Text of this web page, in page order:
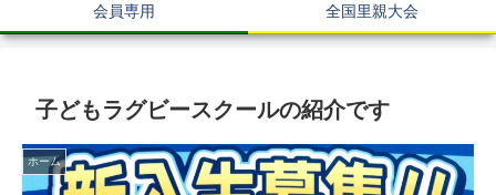
会員専用 全国里親大会
子どもラグビースクールの紹介です
ホーム